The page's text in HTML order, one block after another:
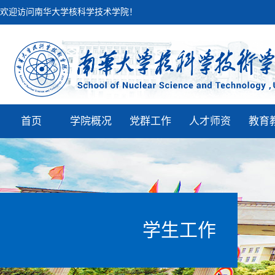
欢迎访问南华大学核科学技术学院！
首页 学院概况 党群工作 人才师资 教育
学生工作